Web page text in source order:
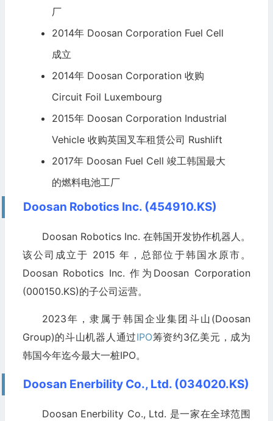
厂
2014年 Doosan Corporation Fuel Cell
成立
2014年 Doosan Corporation 收购
Circuit Foil Luxembourg
2015年 Doosan Corporation Industrial
Vehicle 收购英国叉车租赁公司 Rushlift
2017年 Doosan Fuel Cell 竣工韩国最大
的燃料电池工厂
Doosan Robotics Inc. (454910.KS)
Doosan Robotics Inc. 在韩国开发协作机器人。
该公司成立于 2015 年，总部位于韩国水原市。
Doosan Robotics Inc. 作为Doosan Corporation
(000150.KS)的子公司运营。
2023年，隶属于韩国企业集团斗山(Doosan
Group)的斗山机器人通过IPO筹资约3亿美元，成为
韩国今年迄今最大一桩IPO。
Doosan Enerbility Co., Ltd. (034020.KS)
Doosan Enerbility Co., Ltd. 是一家在全球范围